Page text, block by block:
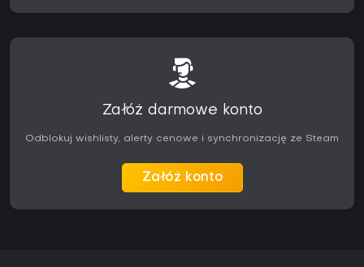
Załóż darmowe konto
Odblokuj wishlisty, alerty cenowe i synchronizację ze Steam
Załóż konto